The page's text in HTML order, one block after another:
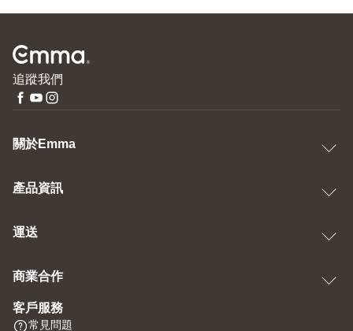
追蹤我們
關於Emma
產品資訊
運送
商業合作
客戶服務
常見問題